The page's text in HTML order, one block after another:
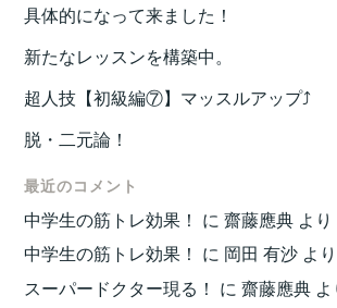
具体的になって来ました！
新たなレッスンを構築中。
超人技【初級編⑦】マッスルアップ⤴️
脱・二元論！
最近のコメント
中学生の筋トレ効果！ に齋藤應典 より
中学生の筋トレ効果！ に 岡田 有沙 より
スーパードクター現る！ に齋藤應典 よ